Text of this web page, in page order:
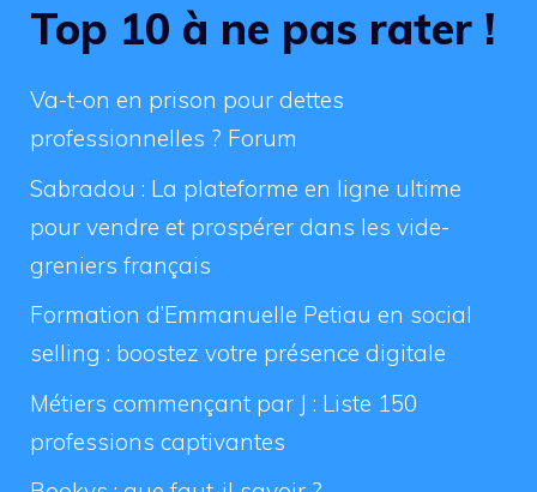
Top 10 à ne pas rater !
Va-t-on en prison pour dettes
professionnelles ? Forum
Sabradou : La plateforme en ligne ultime
pour vendre et prospérer dans les vide-
greniers français
Formation d’Emmanuelle Petiau en social
selling : boostez votre présence digitale
Métiers commençant par J : Liste 150
professions captivantes